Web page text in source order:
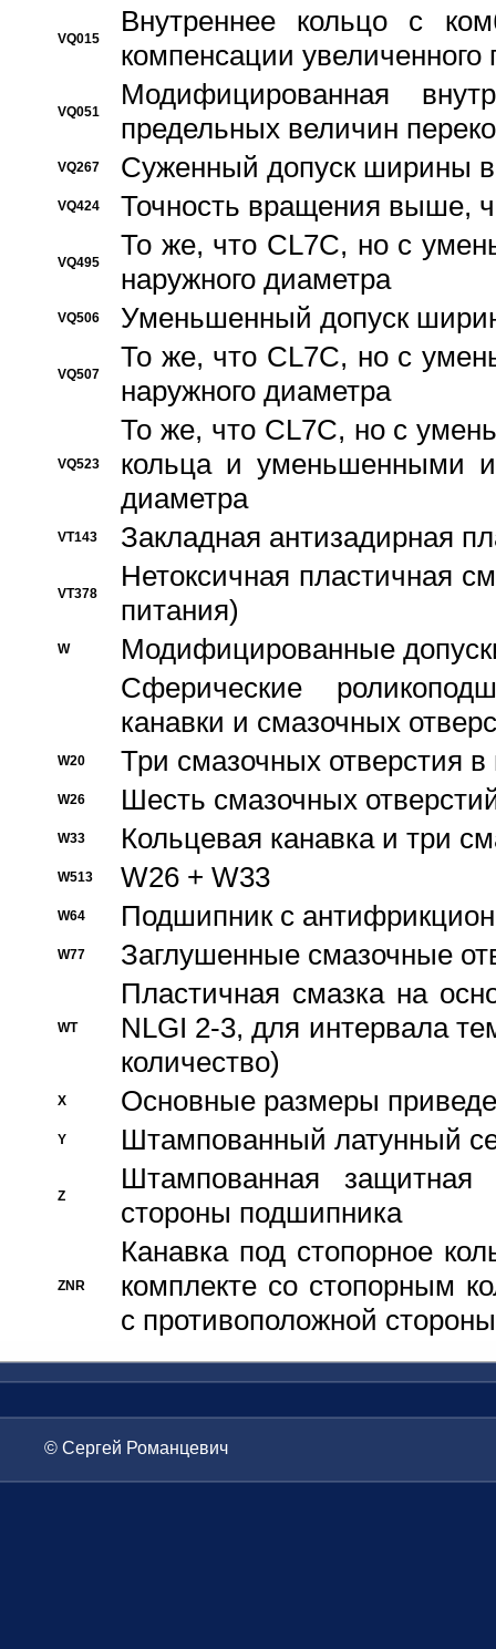
VQ015
Bнутреннее кольцо с
компенсации увеличенного
VQ051
Модифицированная
предельных величин
VQ267 Суженный допуск ширины
VQ424 Точность вращения выше,
VQ495
То же, что CL7C, но с
наружного диаметра
VQ506 Уменьшенный допуск
VQ507
То же, что CL7C, но с
наружного диаметра
VQ523
То же, что CL7C, но с
кольца и уменьшенными
диаметра
VT143 Закладная антизадирная
VT378
Нетоксичная пластичная
питания)
W
Модифицированные
Сферические
канавки и смазочных
W20 Три смазочных отверстия
W26 Шесть смазочных
W33 Кольцевая канавка и три
W513 W26 + W33
W64 Подшипник с
W77 Заглушенные смазочные
WT
Пластичная смазка на
NLGI 2-3, для интервала
количество)
X Основные размеры
Y Штампованный латунный
Z
Штампованная
стороны подшипника
ZNR
Канавка под стопорное
комплекте со стопорным
с противоположной стороны
© Сергей Романцевич